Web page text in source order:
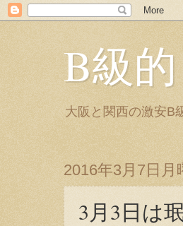
B級
大阪と関西の激安B
2016年3月7日月
3月3日は